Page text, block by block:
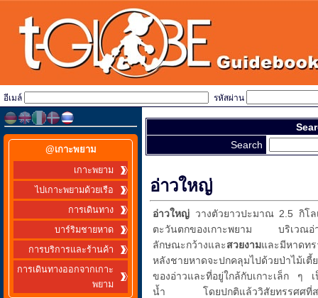
อีเมล์ รหัสผ่าน
@เกาะพยาม
เกาะพยาม
ไปเกาะพยามด้วยเรือ
การเดินทาง
บาร์ริมชายหาด
การบริการและร้านค้า
การเดินทางออกจากเกาะ
พยาม
Search
อ่าวใหญ่
อ่าวใหญ่ วางตัวยาวปะมาณ 2.5 กิโล
ตะวันตกของเกาะพยาม บริเวณอ่
ลักษณะกว้างและสวยงามและมีหาดท
หลังชายหาดจะปกคลุมไปด้วยป่าไม้
ของอ่าวและที่อยู่ใกล้กับเกาะเล็ก ๆ
น้ำ โดยปกติแล้ววิสัยทรรศศที่สา